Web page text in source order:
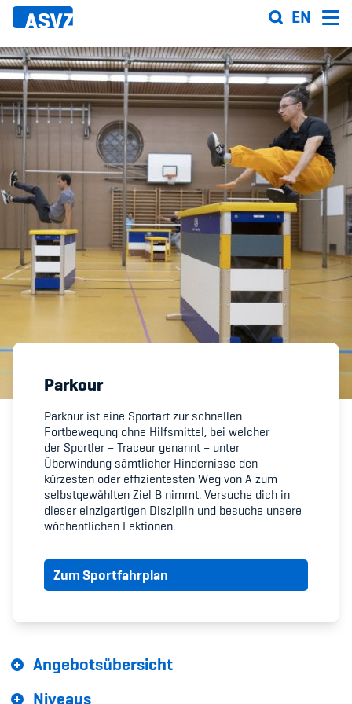
Direkt
zum
EN
Sportfahrplan
Sportarten
Sportanlagen
Events
ASVZ@home
Member's Manual / FAQ
Fairplay
Teilnahmeberechtigung
Academy
Parkour
Parkour ist eine Sportart zur schnellen
Fortbewegung ohne Hilfsmittel, bei welcher
der Sportler – Traceur genannt – unter
Überwindung sämtlicher Hindernisse den
kürzesten oder effizientesten Weg von A zum
selbstgewählten Ziel B nimmt. Versuche dich in
dieser einzigartigen Disziplin und besuche unsere
wöchentlichen Lektionen.
Zum Sportfahrplan
Angebotsübersicht
Niveaus